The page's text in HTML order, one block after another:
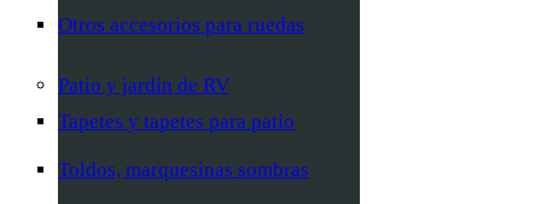
Otros accesorios para ruedas
Patio y jardín de RV
Tapetes y tapetes para patio
Toldos, marquesinas sombras